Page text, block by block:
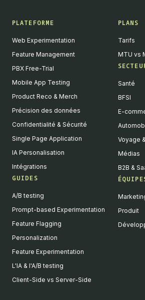
PLATEFORME
Web Experimentation
Feature Management
PBX Free-Trial
Mobile App Testing
Product Reco & Merch
Précision des données
Confidentialité & Sécurité
Single Page Application
IA Personalisation
Intégrations
GUIDES
A/B testing
Prompt-based Experimentation
Feature Flagging
Personalization
Feature Experimentation
L'IA & l'A/B testing
Client-Side vs Server-Side
PLANS
Tarifs
MTU vs
Santé
BFSI
E-
Voyage
Médias
B2B &
Produit